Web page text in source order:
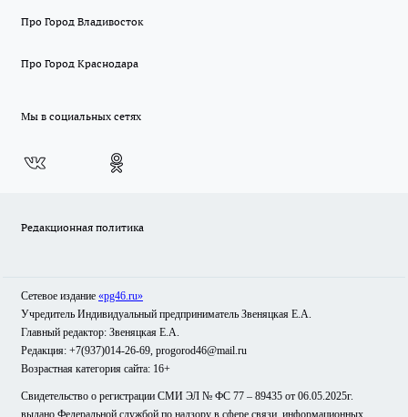
Про Город Владивосток
Про Город Краснодара
Мы в социальных сетях
Редакционная политика
Сетевое издание «pg46.ru»
Учредитель Индивидуальный предприниматель Звеняцкая Е.А.
Главный редактор: Звеняцкая Е.А.
Редакция: +7(937)014-26-69, progorod46@mail.ru
Возрастная категория сайта: 16+
Свидетельство о регистрации СМИ ЭЛ № ФС 77 – 89435 от 06.05.2025г.
выдано Федеральной службой по надзору в сфере связи, информационных